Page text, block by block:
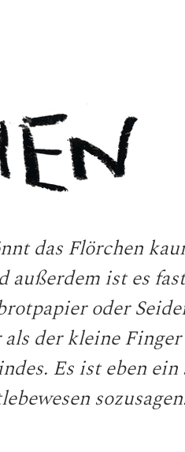
das Flörchen
außerdem ist es
oder
der kleine
Es ist eben